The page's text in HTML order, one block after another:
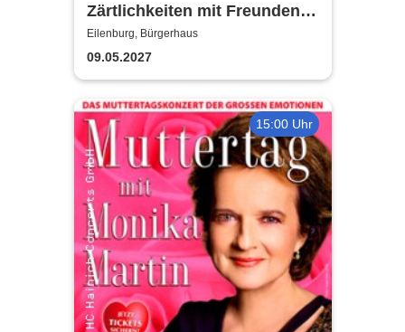
Zärtlichkeiten mit Freunden -
Rico Rohs und das Ines
Fleiwa Quartett
Eilenburg, Bürgerhaus
09.05.2027
15:00 Uhr